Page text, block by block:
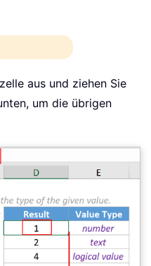
aus und ziehen Sie
um die übrigen